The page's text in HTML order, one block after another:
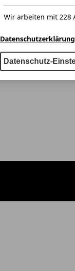
Wir arbeiten mit 228
Datenschutzerklärung
Datenschutz-